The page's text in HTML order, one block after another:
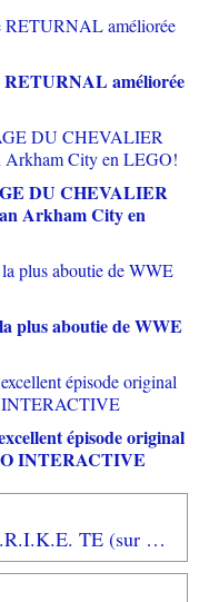
RETURNAL améliorée
DU CHEVALIER
Arkham City en
plus aboutie de WWE
épisode original
IO INTERACTIVE
TEST du clavier MAD CATZ S.T.R.I.K.E. TE (sur PC): un clavier pour les gameurs acharnés!